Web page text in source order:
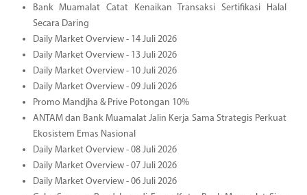
Bank Muamalat Catat Kenaikan Transaksi Sertifikasi Halal
Secara Daring
Daily Market Overview - 14 Juli 2026
Daily Market Overview - 13 Juli 2026
Daily Market Overview - 10 Juli 2026
Daily Market Overview - 09 Juli 2026
Promo Mandjha & Prive Potongan 10%
ANTAM dan Bank Muamalat Jalin Kerja Sama Strategis Perkuat
Ekosistem Emas Nasional
Daily Market Overview - 08 Juli 2026
Daily Market Overview - 07 Juli 2026
Daily Market Overview - 06 Juli 2026